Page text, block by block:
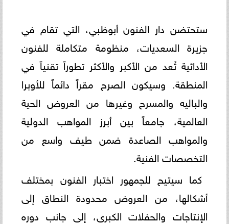
ستحتضن دار الفنون أبوظبي، التي تقام في
جزيرة السعديات، منظومة متكاملة للفنون
الأدائية تُعد من الأكبر والأكثر تطوراً تقنياً في
المنطقة. وسيكون الصرح مقراً دائماً للأوبرا
والباليه والمسرح وغيرها من العروض الحية
العالمية، جامعاً بين أبرز المواهب الدولية
والمواهب الصاعدة ضمن طيف واسع من
التخصصات الفنية.
كما سيتيح للجمهور اختبار الفنون بمختلف
أشكالها، من العروض محدودة النطاق إلى
الإنتاجات والحفلات الكبرى، إلى جانب دوره